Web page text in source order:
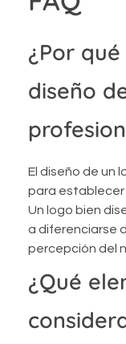
¿Por
diseño
El diseño de un
para establecer
Un logo bien
a diferenciarse
percepción del
¿Qué